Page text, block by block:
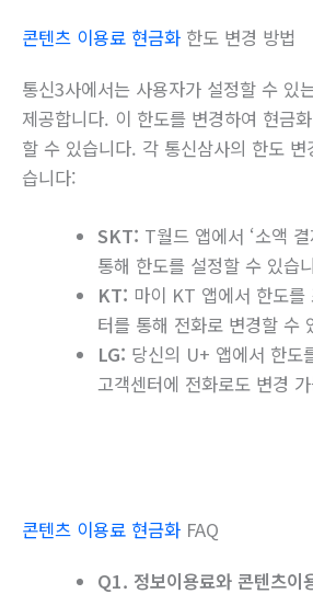
콘텐츠 이용료 현금화 한도 변경 방법
통신3사에서는 사용자가 설정할 수 있
제공합니다. 이 한도를 변경하여 현금
할 수 있습니다. 각 통신삼사의 한도
습니다:
SKT: T월드 앱에서 ‘소액
통해 한도를 설정할 수 있습
KT: 마이 KT 앱에서 한도를
터를 통해 전화로 변경할 수
LG: 당신의 U+ 앱에서 한도
고객센터에 전화로도 변경
콘텐츠 이용료 현금화 FAQ
Q1. 정보이용료와 콘텐츠이